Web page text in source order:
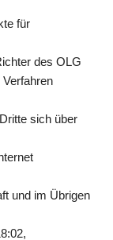
für
des OLG
sich über
und im Übrigen